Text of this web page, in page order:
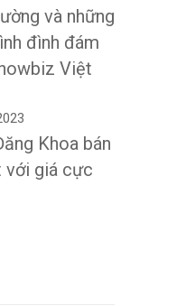
và những
đình đám
Việt
Khoa bán
với giá cực